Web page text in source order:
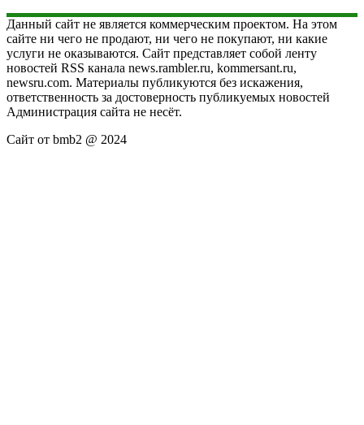
Данный сайт не является коммерческим проектом. На этом
сайте ни чего не продают, ни чего не покупают, ни какие
услуги не оказываются. Сайт представляет собой ленту
новостей RSS канала news.rambler.ru, kommersant.ru,
newsru.com. Материалы публикуются без искажения,
ответственность за достоверность публикуемых новостей
Администрация сайта не несёт.
Сайт от bmb2 @ 2024